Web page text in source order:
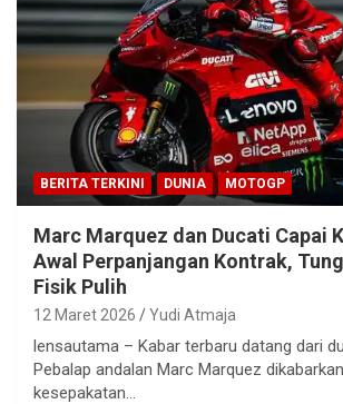
BERITA TERKINI DUNIA MOTOGP
Marc Marquez dan Ducati Capai
Awal Perpanjangan Kontrak,
Fisik Pulih
12 Maret 2026 Yudi Atmaja
lensautama – Kabar terbaru datang dari
Pebalap andalan Marc Marquez
kesepakatan…